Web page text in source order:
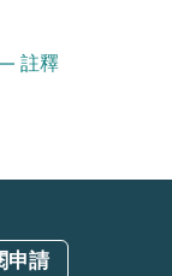
註釋
申請